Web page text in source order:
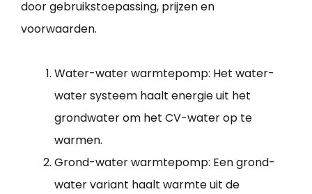
door gebruikstoepassing, prijzen en
voorwaarden.
Water-water warmtepomp: Het water-
water systeem haalt energie uit het
grondwater om het CV-water op te
warmen.
Grond-water warmtepomp: Een grond-
water variant haalt warmte uit de